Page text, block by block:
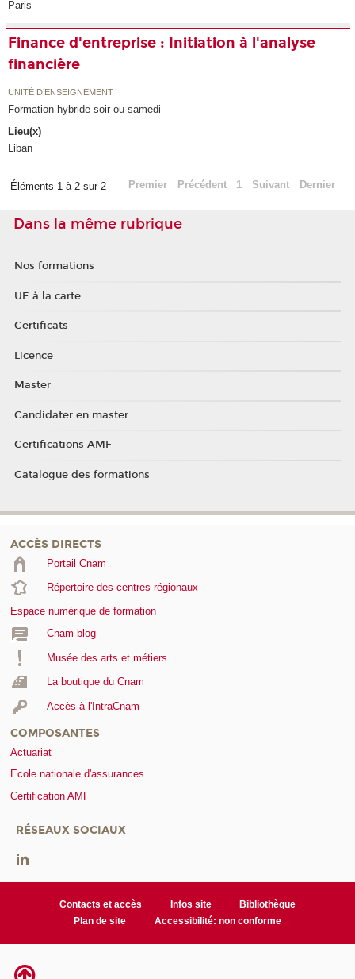
Paris
Finance d'entreprise : Initiation à l'analyse
financière
UNITÉ D’ENSEIGNEMENT
Formation hybride soir ou samedi
Lieu(x)
Liban
Éléments 1 à 2 sur 2 Premier Précédent 1 Suivant Dernier
Dans la même rubrique
Nos formations
UE à la carte
Certificats
Licence
Master
Candidater en master
Certifications AMF
Catalogue des formations
ACCÈS DIRECTS
Portail Cnam
Répertoire des centres régionaux
Espace numérique de formation
Cnam blog
Musée des arts et métiers
La boutique du Cnam
Accès à l'IntraCnam
COMPOSANTES
Actuariat
Ecole nationale d'assurances
Certification AMF
RÉSEAUX SOCIAUX
Contacts et accès Infos site
Bibliothèque
Plan de site
Accessibilité: non conforme